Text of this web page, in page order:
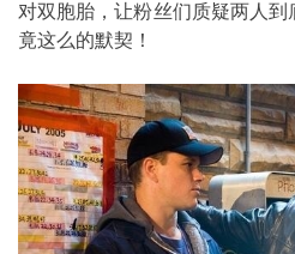
对双胞胎，让粉丝们质疑两人
竟这么的默契！